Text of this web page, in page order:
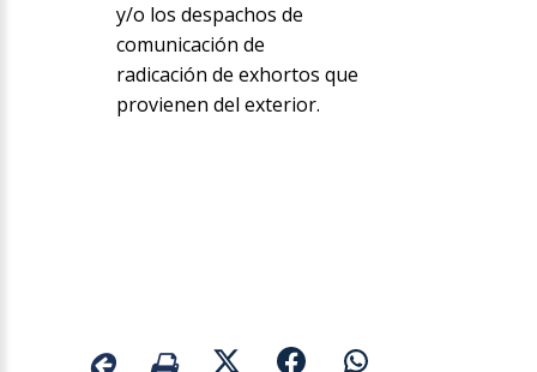
y/o los despachos de
comunicación de
radicación de exhortos que
provienen del exterior.